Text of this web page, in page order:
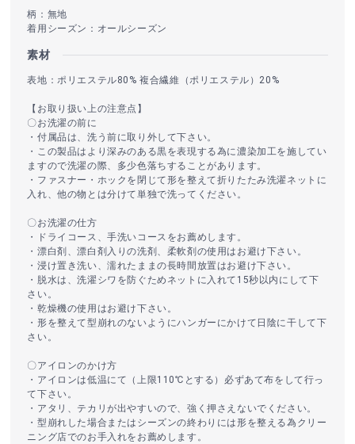
柄：無地
着用シーズン：オールシーズン
素材
表地：ポリエステル80% 複合繊維（ポリエステル）20%
【お取り扱い上の注意点】
〇お洗濯の前に
・付属品は、洗う前に取り外して下さい。
・この製品はより深みのある黒を表現する為に濃染加工を施してい
ますので洗濯の際、多少色落ちすることがあります。
・ファスナー・ホックを閉じて形を整えて折りたたみ洗濯ネットに
入れ、他の物とは分けて単独で洗ってください。
〇お洗濯の仕方
・ドライコース、手洗いコースをお薦めします。
・漂白剤、漂白剤入りの洗剤、柔軟剤の使用はお避け下さい。
・浸け置き洗い、濡れたままの長時間放置はお避け下さい。
・脱水は、洗濯シワを防ぐためネットに入れて15秒以内にして下
さい。
・乾燥機の使用はお避け下さい。
・形を整えて型崩れのないようにハンガーにかけて日陰に干して下
さい。
〇アイロンのかけ方
・アイロンは低温にて（上限110℃とする）必ずあて布をして行っ
て下さい。
・アタリ、テカリが出やすいので、強く押さえないでください。
・型崩れした場合またはシーズンの終わりには形を整える為クリー
ニング店でのお手入れをお薦めします。